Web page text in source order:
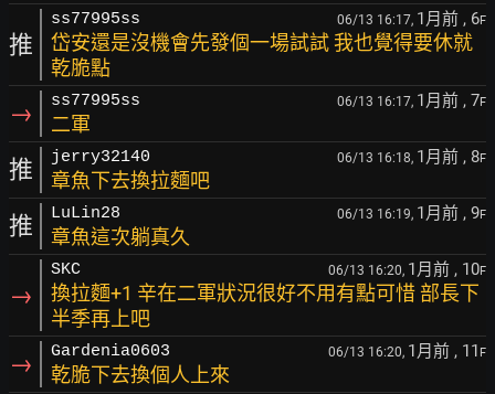
推
ss77995ss 06/13 16:17, 1月前 , 6F
岱安還是沒機會先發個一場試試 我也覺得要休就
乾脆點
→ ss77995ss 06/13 16:17, 1月前 , 7F
二軍
推 jerry32140 06/13 16:18, 1月前 , 8F
章魚下去換拉麵吧
推 LuLin28 06/13 16:19, 1月前 , 9F
章魚這次躺真久
→
SKC 06/13 16:20, 1月前 , 10F
換拉麵+1 辛在二軍狀況很好不用有點可惜 部長下
半季再上吧
→ Gardenia0603 06/13 16:20, 1月前 , 11 F
乾脆下去換個人上來